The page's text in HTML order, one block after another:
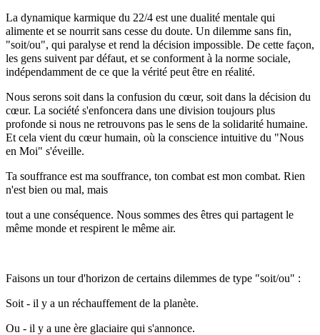
La dynamique karmique du 22/4 est une dualité mentale qui
alimente et se nourrit sans cesse du doute. Un dilemme sans fin,
"soit/ou", qui paralyse et rend la décision impossible. De cette façon,
les gens suivent par défaut, et se conforment à la norme sociale,
indépendamment de ce que la vérité peut être en réalité.
Nous serons soit dans la confusion du cœur, soit dans la décision du
cœur. La société s'enfoncera dans une division toujours plus
profonde si nous ne retrouvons pas le sens de la solidarité humaine.
Et cela vient du cœur humain, où la conscience intuitive du "Nous
en Moi" s'éveille.
Ta souffrance est ma souffrance, ton combat est mon combat. Rien
n'est bien ou mal, mais
tout a une conséquence. Nous sommes des êtres qui partagent le
même monde et respirent le même air.
Faisons un tour d'horizon de certains dilemmes de type "soit/ou" :
Soit - il y a un réchauffement de la planète.
Ou - il y a une ère glaciaire qui s'annonce.